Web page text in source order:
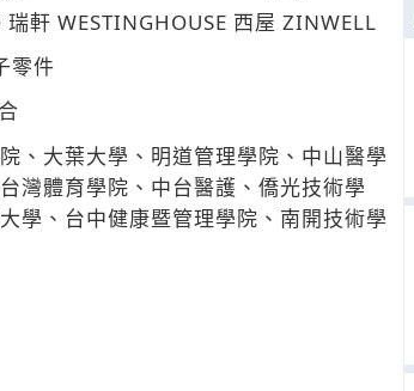
瑞軒 WESTINGHOUSE 西屋 ZINWELL
零件
、大葉大學、明道管理學院、中山醫學
灣體育學院、中台醫護、僑光技術學
學、台中健康暨管理學院、南開技術學